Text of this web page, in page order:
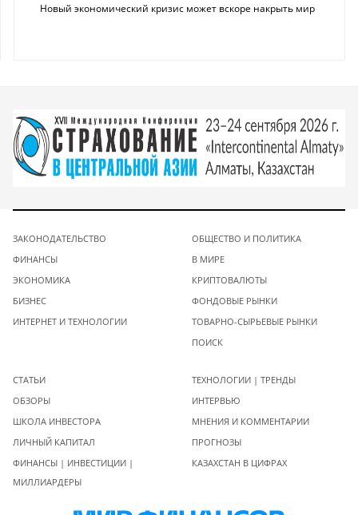
Новый экономический кризис может вскоре накрыть мир
ЗАКОНОДАТЕЛЬСТВО
ФИНАНСЫ
ЭКОНОМИКА
БИЗНЕС
ИНТЕРНЕТ И ТЕХНОЛОГИИ
ОБЩЕСТВО И ПОЛИТИКА
В МИРЕ
КРИПТОВАЛЮТЫ
ФОНДОВЫЕ РЫНКИ
ТОВАРНО-СЫРЬЕВЫЕ РЫНКИ
ПОИСК
СТАТЬИ
ОБЗОРЫ
ШКОЛА ИНВЕСТОРА
ЛИЧНЫЙ КАПИТАЛ
ФИНАНСЫ | ИНВЕСТИЦИИ |
МИЛЛИАРДЕРЫ
ТЕХНОЛОГИИ | ТРЕНДЫ
ИНТЕРВЬЮ
МНЕНИЯ И КОММЕНТАРИИ
ПРОГНОЗЫ
КАЗАХСТАН В ЦИФРАХ